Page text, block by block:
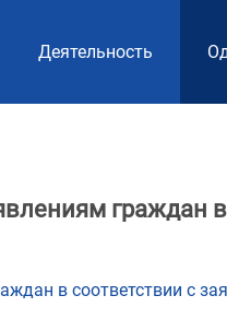
Деятельность
граждан
в соответствии с